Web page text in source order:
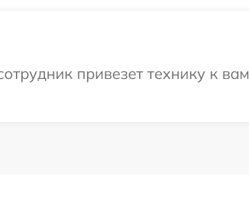
привезет технику к вам